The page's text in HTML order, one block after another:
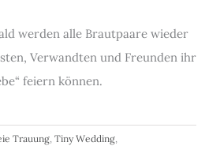
werden alle Brautpaare wieder
Verwandten und Freunden ihr
feiern können.
Trauung Tiny Wedding